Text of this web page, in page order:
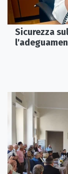
Sicurezza